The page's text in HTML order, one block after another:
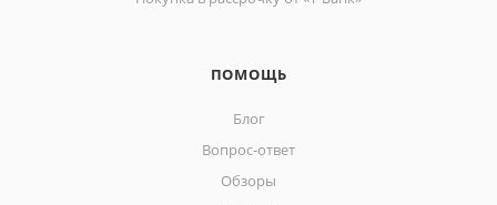
ПОМОЩЬ
Блог
Вопрос-ответ
Обзоры